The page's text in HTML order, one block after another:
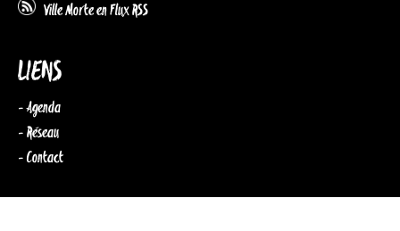
Ville Morte en Flux RSS
LIENS
- Agenda
- Réseau
- Contact